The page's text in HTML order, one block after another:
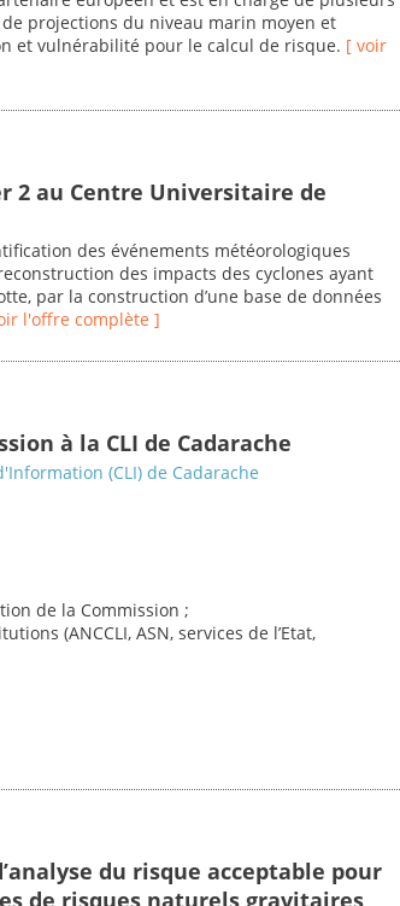
projections du niveau marin moyen et
et vulnérabilité pour le calcul de risque. [ voir
2 au Centre Universitaire de
des événements météorologiques
des impacts des cyclones ayant
par la construction d’une base de données
l'offre complète ]
à la CLI de Cadarache
(CLI) de Cadarache
de la Commission ;
(ANCCLI, ASN, services de l’Etat,
du risque acceptable pour
de risques naturels gravitaires